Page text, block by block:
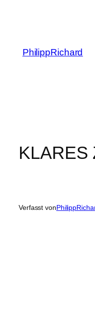
PhilippRichard
KLARES
Verfasst von